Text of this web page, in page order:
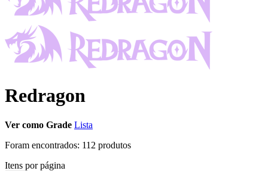
Redragon
Ver como Grade Lista
Foram encontrados: 112 produtos
Itens por página